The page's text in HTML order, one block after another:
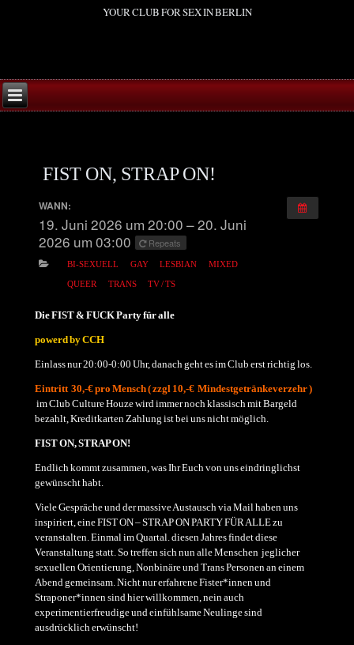
YOUR CLUB FOR SEX IN BERLIN
FIST ON, STRAP ON!
WANN:
19. Juni 2026 um 20:00 – 20. Juni
2026 um 03:00
Repeats
BI-SEXUELL GAY LESBIAN MIXED
QUEER TRANS TV / TS
Die FIST & FUCK Party für alle
powerd by CCH
Einlass nur 20:00-0:00 Uhr, danach geht es im Club erst richtig los.
Eintritt 30,-€ pro Mensch ( zzgl 10,-€ Mindestgetränkeverzehr )
im Club Culture Houze wird immer noch klassisch mit Bargeld
bezahlt, Kreditkarten Zahlung ist bei uns nicht möglich.
FIST ON, STRAP ON!
Endlich kommt zusammen, was Ihr Euch von uns eindringlichst
gewünscht habt.
Viele Gespräche und der massive Austausch via Mail haben uns
inspiriert, eine FIST ON – STRAP ON PARTY FÜR ALLE zu
veranstalten. Einmal im Quartal. diesen Jahres findet diese
Veranstaltung statt. So treffen sich nun alle Menschen jeglicher
sexuellen Orientierung, Nonbinäre und Trans Personen an einem
Abend gemeinsam. Nicht nur erfahrene Fister*innen und
Straponer*innen sind hier willkommen, nein auch
experimentierfreudige und einfühlsame Neulinge sind
ausdrücklich erwünscht!